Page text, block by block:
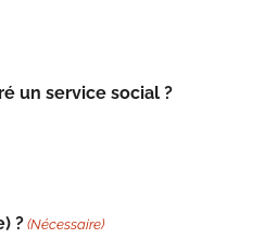
un service social ?
? (Nécessaire)